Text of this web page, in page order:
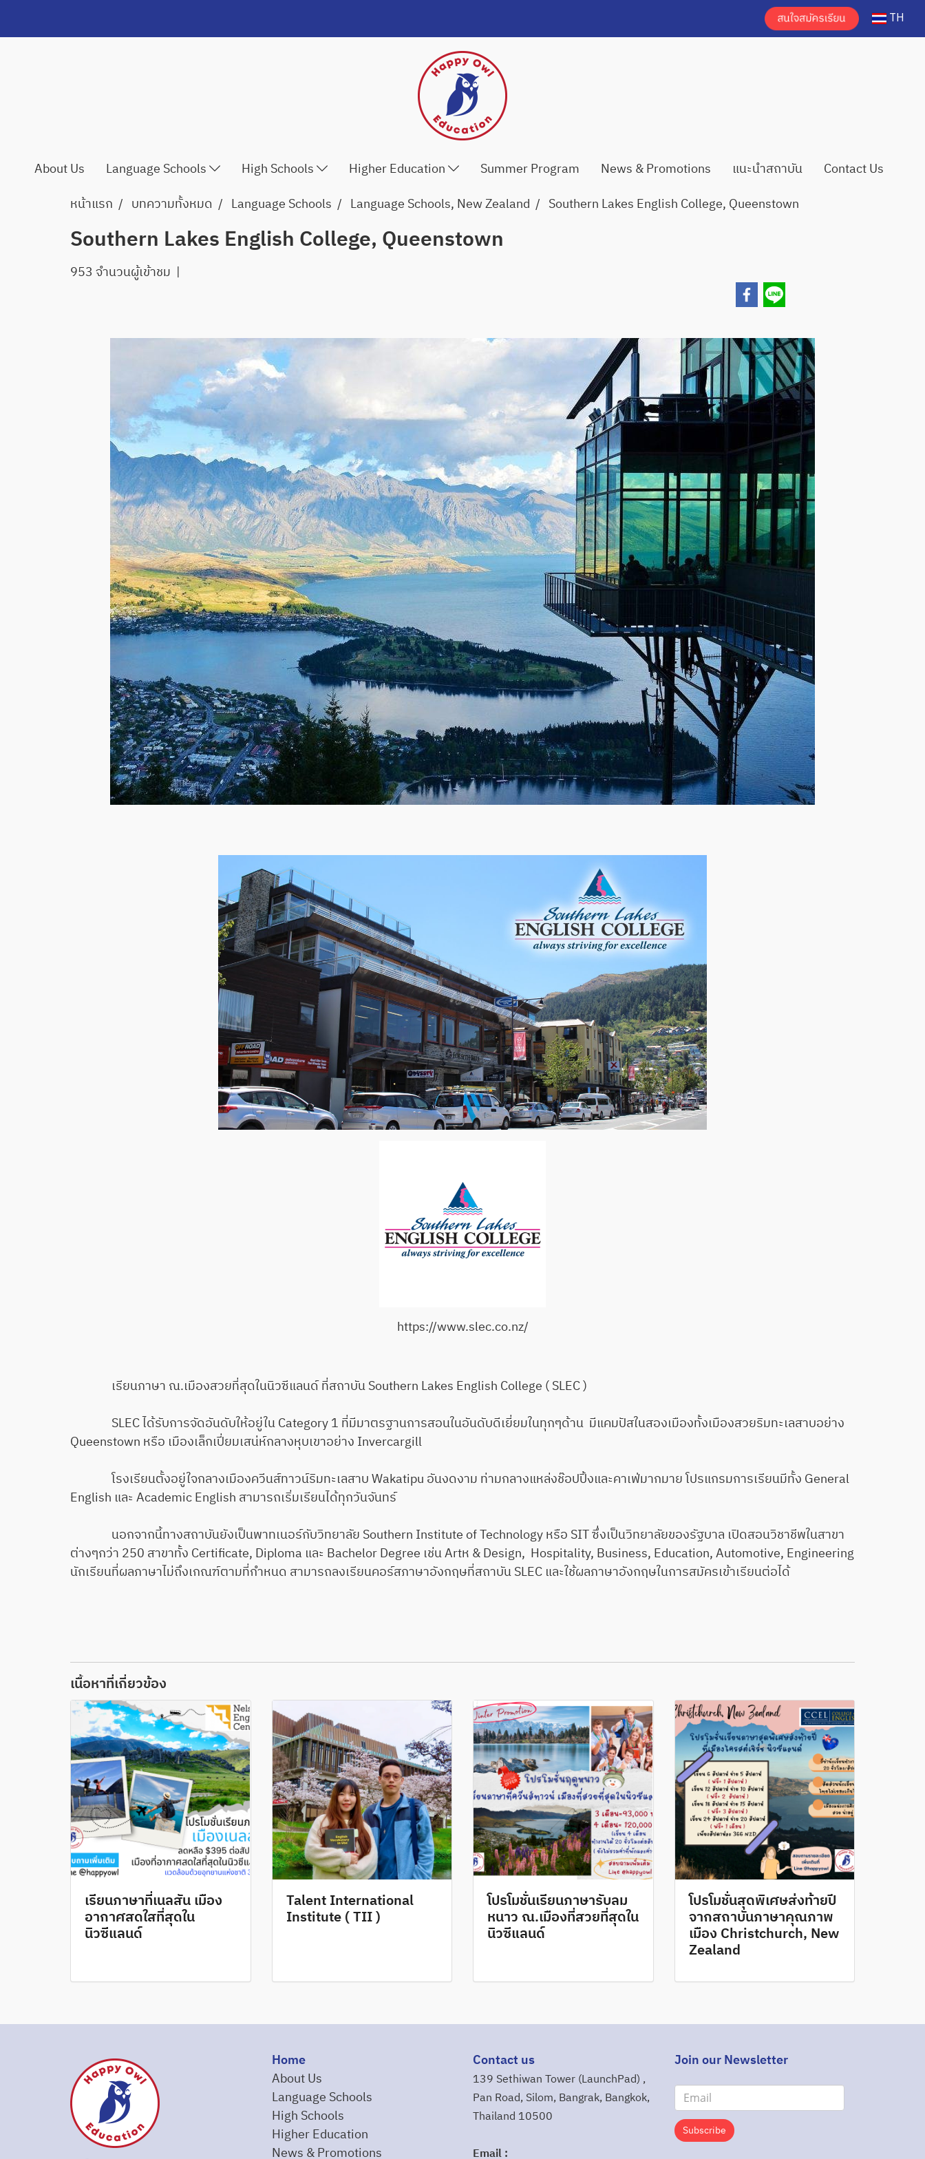
TH
About Us Language Schools High Schools Higher Education Summer Program News & Promotions แนะนำสถาบัน
Contact Us
หน้าแรก
บทความทั้งหมด Language Schools Language Schools, New Zealand Southern Lakes English College, Queenstown
Southern Lakes English College, Queenstown
953 จำนวนผู้เข้าชม |
https://www.slec.co.nz/
เรียนภาษา ณ.เมืองสวยที่สุดในนิวซีแลนด์ ที่สถาบัน Southern Lakes English College ( SLEC )
SLEC ได้รับการจัดอันดับให้อยู่ใน Category 1 ที่มีมาตรฐานการสอนในอันดับดีเยี่ยมในทุกๆด้าน มีแคมปัสในสองเมืองทั้งเมืองสวยริมทะเลสาบอย่าง
Queenstown หรือ เมืองเล็กเปี่ยมเสน่ห์กลางหุบเขาอย่าง Invercargill
โรงเรียนตั้งอยู่ใจกลางเมืองควีนส์ทาวน์ริมทะเลสาบ Wakatipu อันงดงาม ท่ามกลางแหล่งช๊อปปิ้งและคาเฟ่มากมาย โปรแกรมการเรียนมีทั้ง General
English และ Academic English สามารถเริ่มเรียนได้ทุกวันจันทร์
นอกจากนี้ทางสถาบันยังเป็นพาทเนอร์กับวิทยาลัย Southern Institute of Technology หรือ SIT ซึ่งเป็นวิทยาลัยของรัฐบาล เปิดสอนวิชาชีพในสาขา
ต่างๆกว่า 250 สาขาทั้ง Certificate, Diploma และ Bachelor Degree เช่น Artห & Design, Hospitality, Business, Education, Automotive, Engineering
นักเรียนที่ผลภาษาไม่ถึงเกณฑ์ตามที่กำหนด สามารถลงเรียนคอร์สภาษาอังกฤษที่สถาบัน SLEC และใช้ผลภาษาอังกฤษในการสมัครเข้าเรียนต่อได้
เนื้อหาที่เกี่ยวข้อง
เรียนภาษาที่เนลสัน เมือง
อากาศสดใสที่สุดใน
นิวซีแลนด์
Talent International
Institute ( TII )
โปรโมชั่นเรียนภาษารับลม
หนาว ณ.เมืองที่สวยที่สุดใน
นิวซีแลนด์
โปรโมชั่นสุดพิเศษส่งท้ายปี
จากสถาบันภาษาคุณภาพ
เมือง Christchurch, New
Zealand
Home
About Us
Language Schools
High Schools
Higher Education
News & Promotions
Contact us
139 Sethiwan Tower (LaunchPad) ,
Pan Road, Silom, Bangrak, Bangkok,
Thailand 10500
Email :
Join our Newsletter
Subscribe